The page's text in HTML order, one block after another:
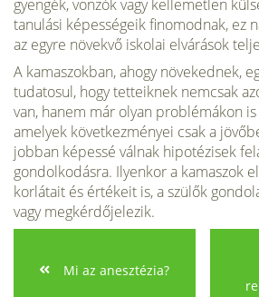
gyengék, vonzók vagy kellemetlen
tanulási képességeik finomodnak, ez
az egyre növekvő iskolai elvárások
A kamaszokban, ahogy növekednek,
tudatosul, hogy tetteiknek nemcsak
van, hanem már olyan problémákon
amelyek következményei csak a
jobban képessé válnak hipotézisek
gondolkodásra. Ilyenkor a kamaszok
korlátait és értékeit is, a szülők
vagy megkérdőjelezik.
Mi az anesztézia?